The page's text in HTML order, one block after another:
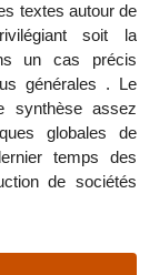
textes autour de
soit la
un cas précis
générales . Le
synthèse assez
globales de
temps des
de sociétés